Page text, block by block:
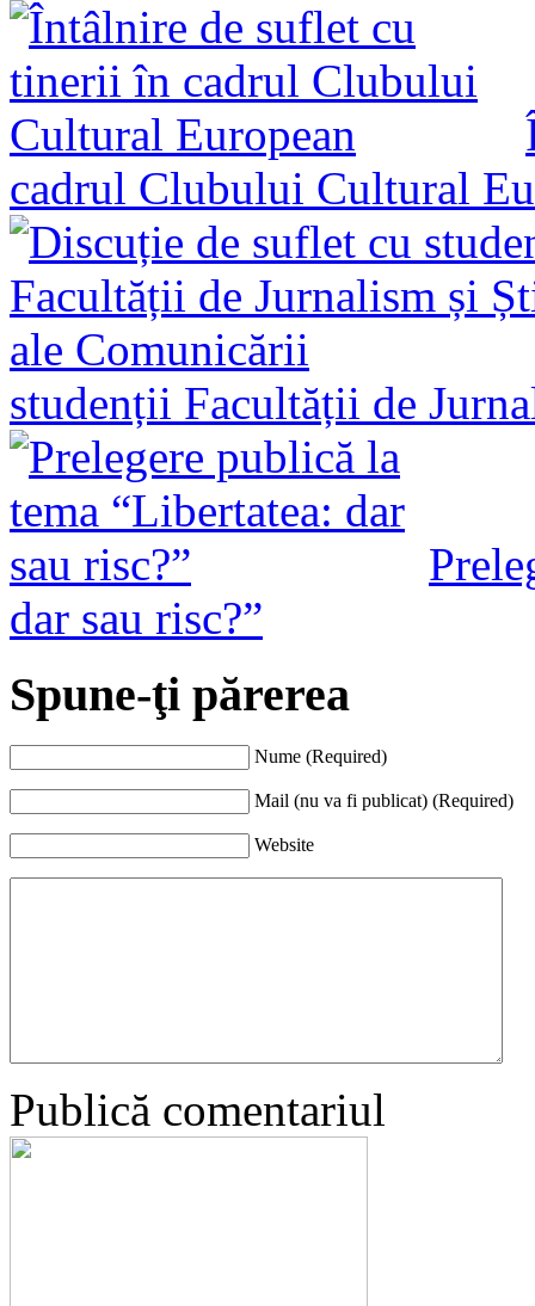
cadrul Clubului Cultural
studenții Facultății de
dar sau risc?”
Spune-ţi părerea
Nume (Required)
Mail (nu va fi publicat) (Required)
Website
Publică comentariul